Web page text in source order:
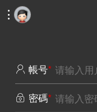

 帳号*
 密碼*